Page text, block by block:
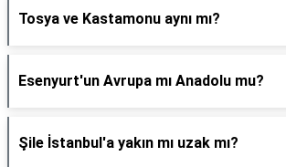
Tosya ve Kastamonu aynı mı?
Esenyurt'un Avrupa mı Anadolu mu?
Şile İstanbul'a yakın mı uzak mı?